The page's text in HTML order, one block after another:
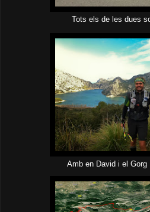
Tots els de les dues
Amb en David i el Gorg